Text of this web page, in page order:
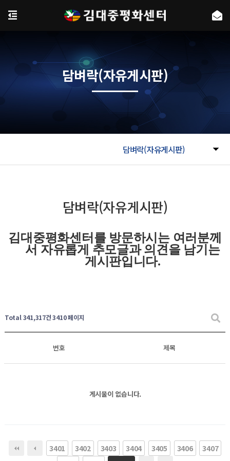
담벼락(자유게시판)
담벼락(자유게시판)
담벼락(자유게시판)
김대중평화센터를 방문하시는 여러분께
서 자유롭게 추모글과의견을 남기는
게시판입니다.
Total 341,317건3410 페이지
번호 제목
게시물이 없습니다.
3401 3402 3403 3404 3405 3406
3407